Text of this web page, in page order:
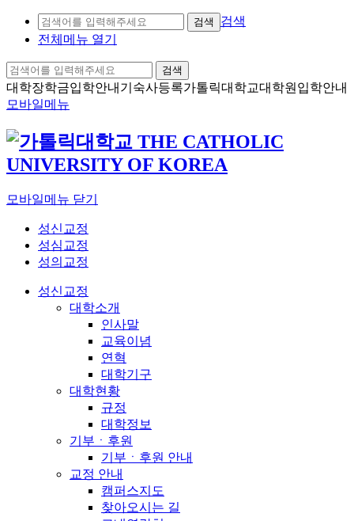
검색
검색
전체메뉴 열기
검색
대학장학금입학안내 기숙사등록가톨릭대학교대학원입학안내
모바일메뉴
모바일메뉴 닫기
성신교정
성심교정
성의교정
성신교정
대학소개
인사말
교육이념
연혁
대학기구
대학현황
규정
대학정보
기부ㆍ후원
기부ㆍ후원 안내
교정 안내
캠퍼스지도
찾아오시는 길